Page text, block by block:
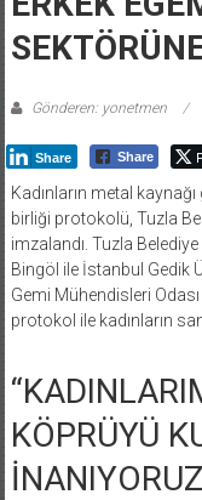
Gönderen: yonetmen
Share Share
Kadınların metal
birliği protokolü, Tuzla
imzalandı. Tuzla
Bingöl ile İstanbul Gedik
Gemi Mühendisleri Odası
protokol ile kadınların
KÖPRÜYÜ